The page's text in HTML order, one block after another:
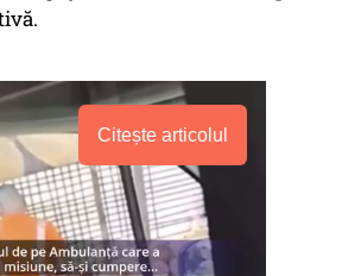
Citește articolul